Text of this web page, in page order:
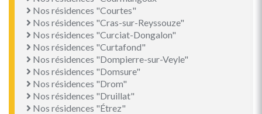
Nos résidences "Courtes"
Nos résidences "Cras-sur-Reyssouze"
Nos résidences "Curciat-Dongalon"
Nos résidences "Curtafond"
Nos résidences "Dompierre-sur-Veyle"
Nos résidences "Domsure"
Nos résidences "Drom"
Nos résidences "Druillat"
Nos résidences "Étrez"